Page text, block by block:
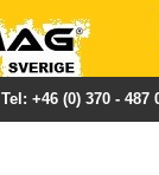
Tel: +46 (0) 370 - 487